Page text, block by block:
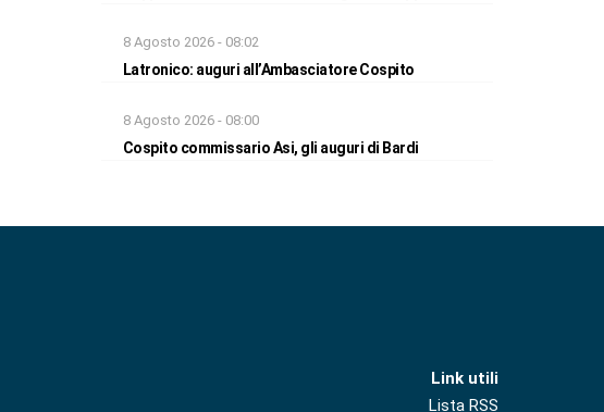
8 Agosto 2026 - 08:02
Latronico: auguri all’Ambasciatore Cospito
8 Agosto 2026 - 08:00
Cospito commissario Asi, gli auguri di Bardi
Link utili
Lista RSS